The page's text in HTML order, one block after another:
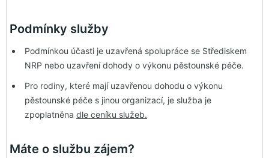
Podmínky služby
Podmínkou účasti je uzavřená spolupráce se Střediskem
NRP nebo uzavření dohody o výkonu pěstounské péče.
Pro rodiny, které mají uzavřenou dohodu o výkonu
pěstounské péče s jinou organizací, je služba je
zpoplatněna dle ceníku služeb.
Máte o službu zájem?